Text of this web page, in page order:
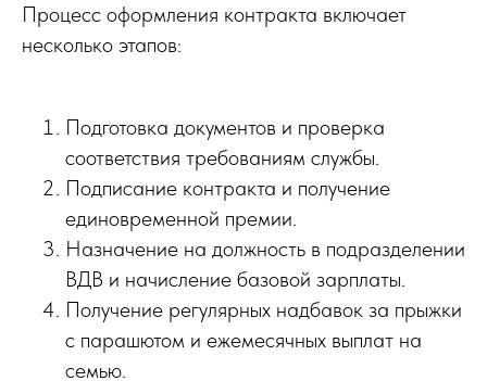
Процесс оформления контракта включает
несколько этапов:
Подготовка документов и проверка
соответствия требованиям службы.
Подписание контракта и получение
единовременной премии.
Назначение на должность в подразделении
ВДВ и начисление базовой зарплаты.
Получение регулярных надбавок за прыжки
с парашютом и ежемесячных выплат на
семью.